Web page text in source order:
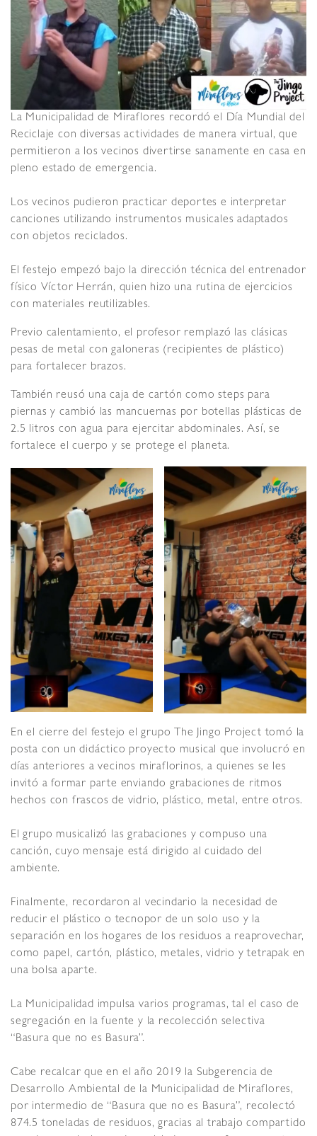
La Municipalidad de Miraflores recordó el Día Mundial del
Reciclaje con diversas actividades de manera virtual, que
permitieron a los vecinos divertirse sanamente en casa en
pleno estado de emergencia.
Los vecinos pudieron practicar deportes e interpretar
canciones utilizando instrumentos musicales adaptados
con objetos reciclados.
El festejo empezó bajo la dirección técnica del entrenador
físico Víctor Herrán, quien hizo una rutina de ejercicios
con materiales reutilizables.
Previo calentamiento, el profesor remplazó las clásicas
pesas de metal con galoneras (recipientes de plástico)
para fortalecer brazos.
También reusó una caja de cartón como steps para
piernas y cambió las mancuernas por botellas plásticas de
2.5 litros con agua para ejercitar abdominales. Así, se
fortalece el cuerpo y se protege el planeta.
En el cierre del festejo el grupo The Jingo Project tomó la
posta con un didáctico proyecto musical que involucró en
días anteriores a vecinos miraflorinos, a quienes se les
invitó a formar parte enviando grabaciones de ritmos
hechos con frascos de vidrio, plástico, metal, entre otros.
El grupo musicalizó las grabaciones y compuso una
canción, cuyo mensaje está dirigido al cuidado del
ambiente.
Finalmente, recordaron al vecindario la necesidad de
reducir el plástico o tecnopor de un solo uso y la
separación en los hogares de los residuos a reaprovechar,
como papel, cartón, plástico, metales, vidrio y tetrapak en
una bolsa aparte.
La Municipalidad impulsa varios programas, tal el caso de
segregación en la fuente y la recolección selectiva
“Basura que no es Basura”.
Cabe recalcar que en el año 2019 la Subgerencia de
Desarrollo Ambiental de la Municipalidad de Miraflores,
por intermedio de “Basura que no es Basura”, recolectó
874.5 toneladas de residuos, gracias al trabajo compartido